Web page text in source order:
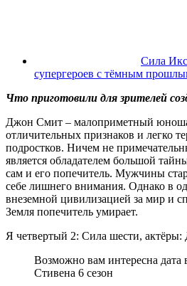
Сила
супергероев с тёмным
Что приготовили для зрителей
Джон Смит – малоприметный
отличительных признаков и легко
подростков. Ничем не
является обладателем большой
сам и его попечитель. Мужчины
себе лишнего внимания. Однако в
внеземной цивилизацией за мир и
Земля попечитель умирает.
Я четвертый 2: Сила шести,
Возможно вам интересна дата
Стивена 6 сезон